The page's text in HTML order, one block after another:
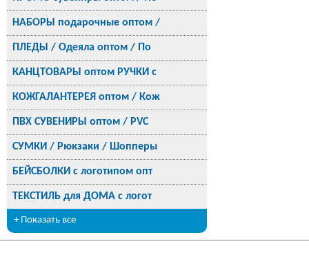
НАБОРЫ подарочные оптом /
ПЛЕДЫ / Одеяла оптом / По
КАНЦТОВАРЫ оптом РУЧКИ с
КОЖГАЛАНТЕРЕЯ оптом / Кож
ПВХ СУВЕНИРЫ оптом / PVC
СУМКИ / Рюкзаки / Шопперы
БЕЙСБОЛКИ с логотипом опт
ТЕКСТИЛЬ для ДОМА с логот
+ Показать все